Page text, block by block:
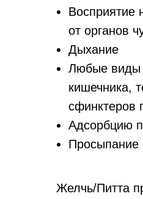
Восприятие
от органов
Дыхание
Любые виды
кишечника,
сфинктеров
Адсорбцию
Просыпание
Желчь/Питта